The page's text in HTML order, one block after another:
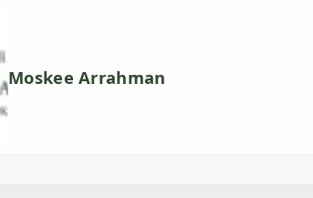
Moskee Arrahman